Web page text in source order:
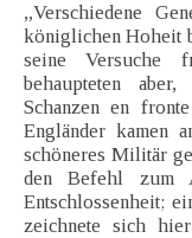
„Verschiedene
königlichen Hoheit
seine Versuche
behaupteten
Schanzen en
Engländer kamen
schöneres Militär
den Befehl zum
Entschlossenheit;
zeichnete sich